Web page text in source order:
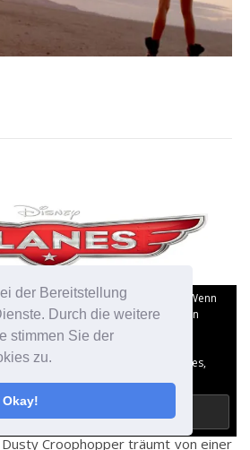
der Bereitstellung
Durch die weitere
stimmen Sie der
zu.
Okay!
RAY,FILM,KRITIKEN
(2013)
10. Januar 2014
Diese Website verwendet Cookies. Wenn
stimmst du der Verwendung von
zur Kontrolle von Cookies,